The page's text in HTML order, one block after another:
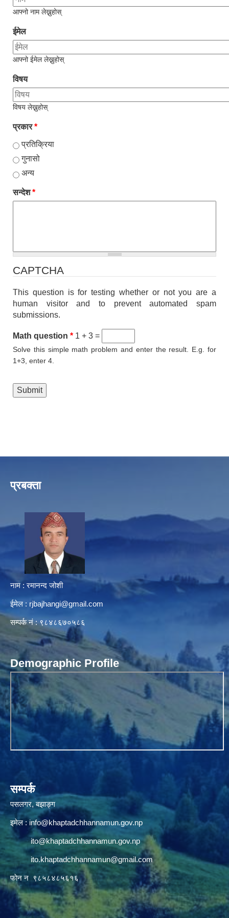
आफ्नो नाम लेख्नुहोस्
ईमेल
आफ्नो ईमेल लेख्नुहोस्
विषय
विषय लेख्नुहोस्
प्रकार*
प्रतिक्रिया
गुनासो
अन्य
सन्देश*
CAPTCHA
This question is for testing whether or not you are a
human visitor and to prevent automated spam
submissions.
Math question * 1 + 3 =
Solve this simple math problem and enter the result. E.g. for
1+3, enter 4.
प्रबक्ता
नाम : रमानन्द जोशी
ईमेल : rjbajhangi@gmail.com
सम्पर्क नं : ९८४८६७०५८६
Demographic Profile
सम्पर्क
पसलगर, बझाङ्ग
इमेल : info@khaptadchhannamun.gov.np
ito@khaptadchhannamun.gov.np
ito.khaptadchhannamun@gmail.com
फाेन न‌‍‍ ९८५८४८५६१६